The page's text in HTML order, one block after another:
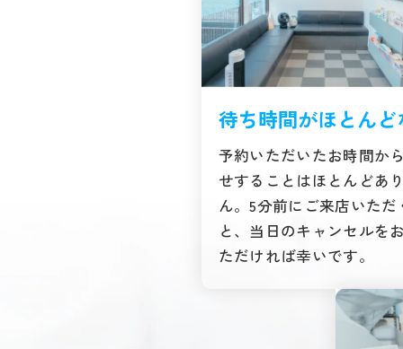
待ち時間がほとんど
予約いただいたお時間か
せすることはほとんどあ
ん。5分前にご来店いただ
と、当日のキャンセルを
ただければ幸いです。